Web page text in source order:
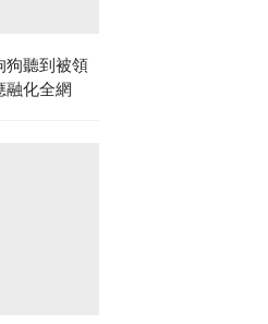
狗聽到被領
融化全網